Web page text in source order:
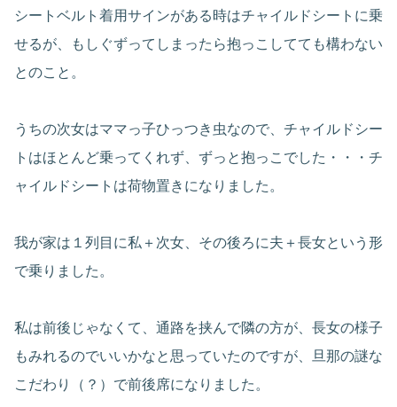
シートベルト着用サインがある時はチャイルドシートに乗
せるが、もしぐずってしまったら抱っこしてても構わない
とのこと。
うちの次女はママっ子ひっつき虫なので、チャイルドシー
トはほとんど乗ってくれず、ずっと抱っこでした・・・チ
ャイルドシートは荷物置きになりました。
我が家は１列目に私＋次女、その後ろに夫＋長女という形
で乗りました。
私は前後じゃなくて、通路を挟んで隣の方が、長女の様子
もみれるのでいいかなと思っていたのですが、旦那の謎な
こだわり（？）で前後席になりました。